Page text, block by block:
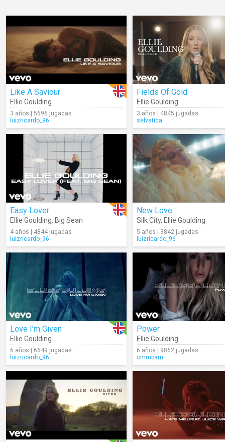
Like A Saviour
Ellie Goulding
3 años | 5696 jugadas
luizricardo_96
Fields Of Gold
Ellie Goulding
3 años | 4845 jugadas
selvatica
Easy Lover
Ellie Goulding, Big Sean
4 años | 4844 jugadas
luizricardo_96
New Love
Silk City, Ellie Goulding
5 años | 3842 jugadas
luizricardo_96
Love I’m Given
Ellie Goulding
6 años | 6649 jugadas
luizricardo_96
Power
Ellie Goulding
6 años | 9862 jugadas
cmmbarn